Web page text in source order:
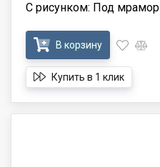
С рисунком: Под мрамор
В корзину
Купить в 1 клик